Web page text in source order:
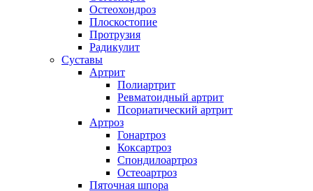
Остеохондроз
Плоскостопие
Протрузия
Радикулит
Суставы
Артрит
Полиартрит
Ревматоидный артрит
Псориатический артрит
Артроз
Гонартроз
Коксартроз
Спондилоартроз
Остеоартроз
Пяточная шпора